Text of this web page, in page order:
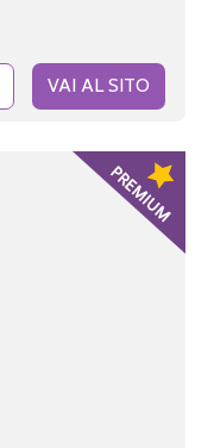
VAI AL SITO